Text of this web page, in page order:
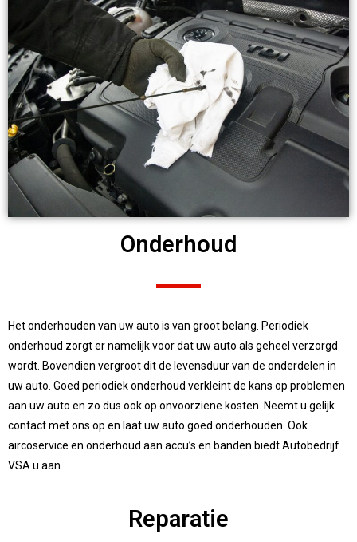
Onderhoud
Het onderhouden van uw auto is van groot belang. Periodiek
onderhoud zorgt er namelijk voor dat uw auto als geheel verzorgd
wordt. Bovendien vergroot dit de levensduur van de onderdelen in
uw auto. Goed periodiek onderhoud verkleint de kans op problemen
aan uw auto en zo dus ook op onvoorziene kosten. Neemt u gelijk
contact met ons op en laat uw auto goed onderhouden. Ook
aircoservice en onderhoud aan accu’s en banden biedt Autobedrijf
VSA u aan.
Reparatie